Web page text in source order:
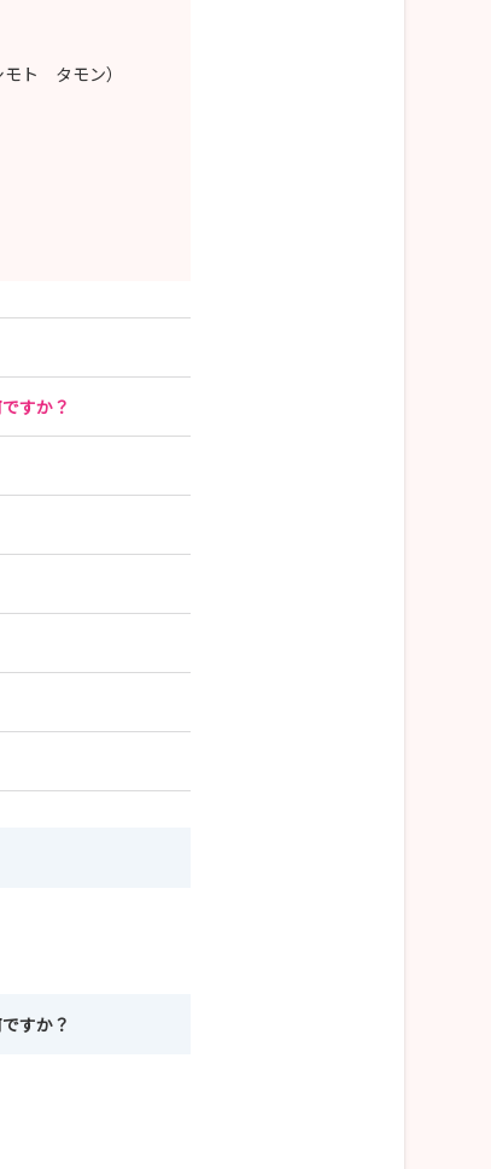
ト タモン）
すか？
すか？